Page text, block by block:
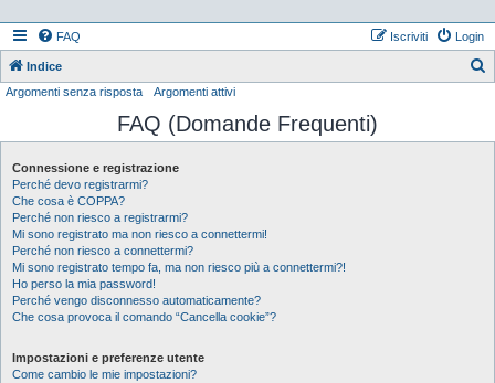
FAQ Login
Iscriviti
Indice
c
Argomenti senza risposta Argomenti attivi
FAQ (Domande Frequenti)
Connessione e registrazione
Perché devo registrarmi?
Che cosa è COPPA?
Perché non riesco a registrarmi?
Mi sono registrato ma non riesco a connettermi!
Perché non riesco a connettermi?
Mi sono registrato tempo fa, ma non riesco più a connettermi?!
Ho perso la mia password!
Perché vengo disconnesso automaticamente?
Che cosa provoca il comando “Cancella cookie”?
Impostazioni e preferenze utente
Come cambio le mie impostazioni?